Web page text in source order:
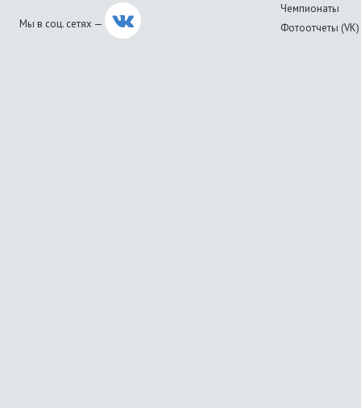
Мы в соц. сетях —
Чемпионаты
Фотоотчеты (VK)